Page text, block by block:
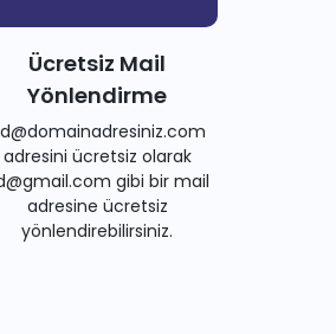
Ücretsiz Mail
Yönlendirme
adresini ücretsiz olarak
gibi bir mail
adresine ücretsiz
yönlendirebilirsiniz.